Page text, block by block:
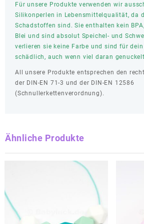
Für unsere Produkte verwenden wir
Silikonperlen in Lebensmittelqualität, da
Schadstoffen sind. Sie enthalten kein
Blei und sind absolut Speichel- und
verlieren sie keine Farbe und sind für
schädlich, auch wenn viel daran
All unsere Produkte entsprechen den
der DIN-EN 71-3 und der DIN-EN 12586
(Schnullerkettenverordnung).
Ähnliche Produkte